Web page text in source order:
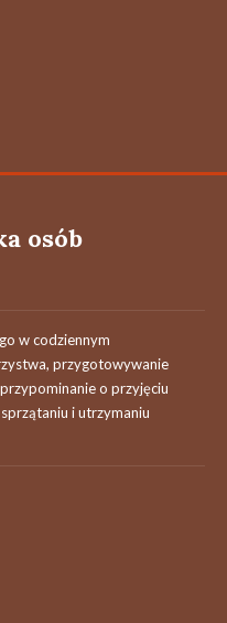
osób
w codziennym
przygotowywanie
o przyjęciu
i utrzymaniu